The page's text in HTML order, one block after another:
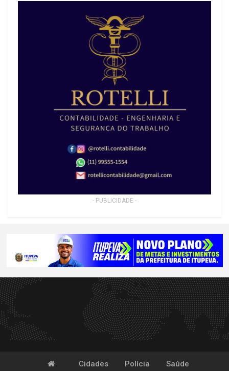
- PUBLICIDADE -
Cidades Polícia Saúde